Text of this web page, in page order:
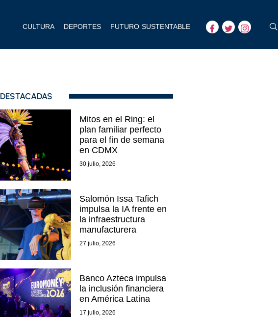
CULTURA DEPORTES FUTURO SUSTENTABLE
DESTACADAS
Mitos en el Ring: el
plan familiar perfecto
para el fin de semana
en CDMX
30 julio, 2026
Salomón Issa Tafich
impulsa la IA frente en
la infraestructura
manufacturera
27 julio, 2026
Banco Azteca impulsa
la inclusión financiera
en América Latina
17 julio, 2026